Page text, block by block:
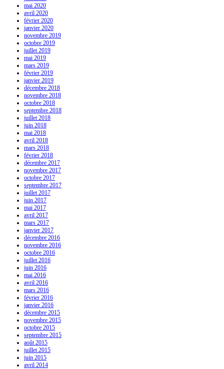
mai 2020
avril 2020
février 2020
janvier 2020
novembre 2019
octobre 2019
juillet 2019
mai 2019
mars 2019
février 2019
janvier 2019
décembre 2018
novembre 2018
octobre 2018
septembre 2018
juillet 2018
juin 2018
mai 2018
avril 2018
mars 2018
février 2018
décembre 2017
novembre 2017
octobre 2017
septembre 2017
juillet 2017
juin 2017
mai 2017
avril 2017
mars 2017
janvier 2017
décembre 2016
novembre 2016
octobre 2016
juillet 2016
juin 2016
mai 2016
avril 2016
mars 2016
février 2016
janvier 2016
décembre 2015
novembre 2015
octobre 2015
septembre 2015
août 2015
juillet 2015
juin 2015
avril 2014